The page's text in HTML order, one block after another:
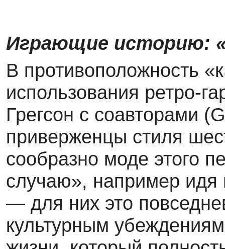
Играющие историю:
В противоположность
использования ретро-
Грегсон с соавторами
приверженцы стиля
сообразно моде этого
случаю», например идя
— для них это
культурным